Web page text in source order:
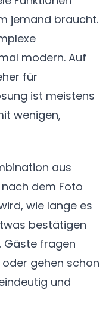
jemand braucht.
modern. Auf
für
ist meistens
wenigen,
aus
nach dem Foto
wie lange es
bestätigen
Gäste fragen
gehen schon
und